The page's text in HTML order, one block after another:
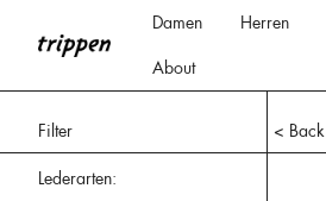
Damen Herren
About
Filter < Back
Lederarten: